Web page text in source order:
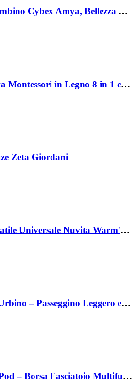
Cybex Amya, Bellezza Nera
in Legno 8 in 1 con Supporto Sensoriale
Zeta Giordani
Universale Nuvita Warm'n'Go
– Passeggino Leggero e Compatto
– Borsa Fasciatoio Multifunzionale